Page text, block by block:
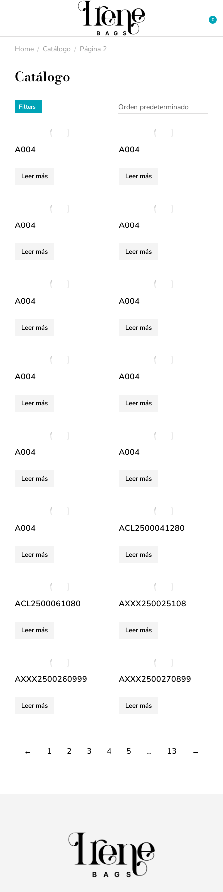
You are here:
Home Catálogo Página 2
Catálogo
Filters
A004
Leer más
A004
Leer más
A004
Leer más
A004
Leer más
A004
Leer más
A004
Leer más
A004
Leer más
A004
Leer más
A004
Leer más
A004
Leer más
A004
Leer más
ACL2500041280
Leer más
ACL2500061080
Leer más
AXXX250025108
Leer más
AXXX2500260999
Leer más
AXXX2500270899
Leer más
← 1 2 3 4 5 … 13 →